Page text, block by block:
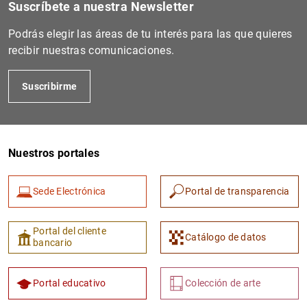
1 2
Suscríbete a nuestra Newsletter
Podrás elegir las áreas de tu interés para las que quieres
recibir nuestras comunicaciones.
Suscribirme
Nuestros portales
Sede Electrónica Portal de transparencia
Portal del cliente
bancario
Catálogo de datos
Portal educativo Colección de arte